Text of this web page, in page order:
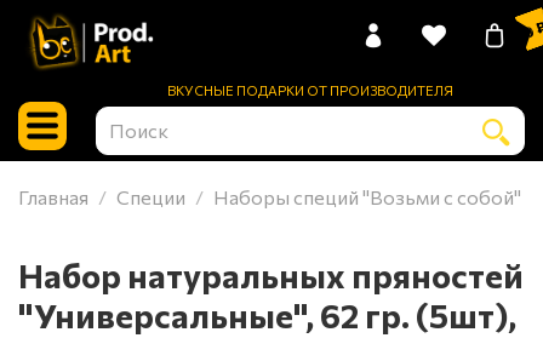
ВКУСНЫЕ ПОДАРКИ ОТ ПРОИЗВОДИТЕЛЯ
0
Главная Специи Наборы специй "Возьми с собой"
Набор натуральных пряностей
"Универсальные", 62 гр. (5шт),